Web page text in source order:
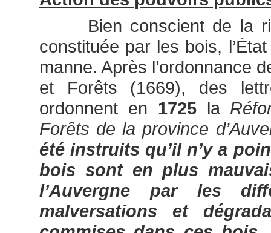
Bien conscient de la
constituée par les bois,
manne. Après l’ordonnance
et Forêts (1669), des
ordonnent en 1725la
Forêts de la province
été instruits qu’il n’y a
bois sont en plus
l’Auvergne par les
malversations et